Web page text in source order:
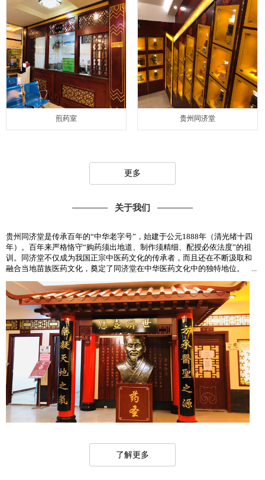
煎药室 贵州同济堂
更多
关于我们
贵州同济堂是传承百年的“中华老字号”，始建于公元1888年（清光绪十四
年）。百年来严格恪守“购药须出地道、制作须精细、配授必依法度”的祖
训。同济堂不仅成为我国正宗中医药文化的传承者，而且还在不断汲取和
融合当地苗族医药文化，奠定了同济堂在中华医药文化中的独特地位。 ...
了解更多